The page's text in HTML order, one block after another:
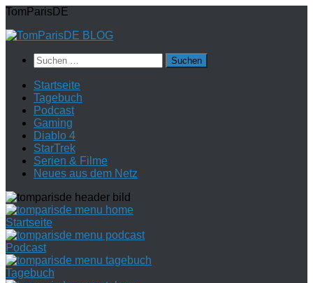
Zum
springen
TomParisDE
Suchen
nach:
Startseite
Tagebuch
Podcast
Gaming
Diablo 4
StarTrek
Serien & Filme
Neues aus dem Netz
Startseite
Podcast
Tagebuch